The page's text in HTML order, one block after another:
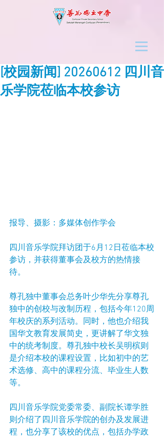
[校园新闻] 20260612 四川音
乐学院莅临本校参访
报导、摄影：多媒体创作学会
四川音乐学院拜访团于6月12日莅临本校
参访，并获得董事会及校方的热情接
待。
尊孔独中董事会总务叶少华先分享尊孔
独中的创校与改制历程，包括今年120周
年校庆的系列活动。同时，他也介绍我
国华文教育发展简史，更讲解了华文独
中的统考制度。尊孔独中校长吴明槟则
是介绍本校的课程设置，比如初中的艺
术选修、高中的课程分流、毕业生人数
等。
四川音乐学院党委常委、副院长谭学胜
则介绍了四川音乐学院的创办及发展进
程，也分享了该校的优点，包括办学政